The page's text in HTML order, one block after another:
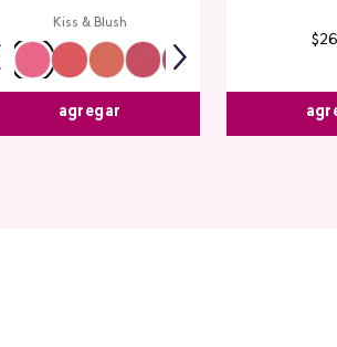
Kiss & Blush
agregar
$26